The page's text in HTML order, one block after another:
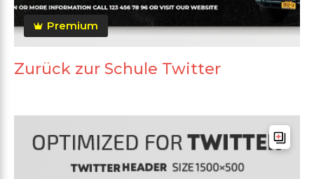
Premium
Zurück zur Schule Twitter